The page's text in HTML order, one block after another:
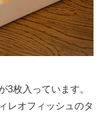
3枚入っています。
レオフィッシュのタ